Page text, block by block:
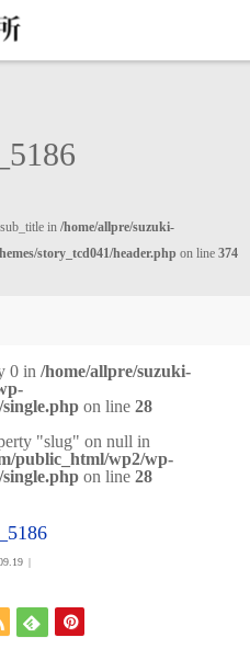
in /home/allpre/suzuki-
story_tcd041/header.php on line 374
0 in/home/allpre/suzuki-
on line28
"slug" on null in
public_html/wp2/wp-
on line28